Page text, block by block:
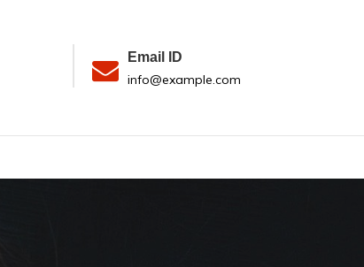
Email ID
info@example.com